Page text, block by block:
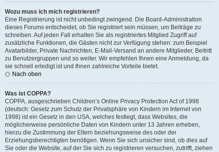
Wozu muss ich mich registrieren?
Eine Registrierung ist nicht unbedingt zwingend. Die Board-Administration
dieses Forums entscheidet, ob Sie registriert sein müssen, um Beiträge zu
schreiben. Auf jeden Fall erhalten Sie als registriertes Mitglied Zugriff auf
zusätzliche Funktionen, die Gästen nicht zur Verfügung stehen: zum Beispiel
Avatarbilder, Private Nachrichten, E-Mail-Versand an andere Mitglieder, Beitritt
zu Benutzergruppen und so weiter. Wir empfehlen Ihnen eine Anmeldung, da
sie schnell erledigt ist und Ihnen zahlreiche Vorteile bietet.
Nach oben
Was ist COPPA?
COPPA, ausgeschrieben Children’s Online Privacy Protection Act of 1998
(deutsch: Gesetz zum Schutz der Privatsphäre von Kindern im Internet von
1998) ist ein Gesetz in den USA, welches festlegt, dass Websites, die
möglicherweise persönliche Daten von Kindern unter 13 Jahren erheben,
hierzu die Zustimmung der Eltern beziehungsweise des oder der
Erziehungsberechtigten benötigen. Wenn Sie sich unsicher sind, ob dies auf
Sie oder die Website, auf der Sie sich zu registrieren versuchen, zutrifft, ziehen